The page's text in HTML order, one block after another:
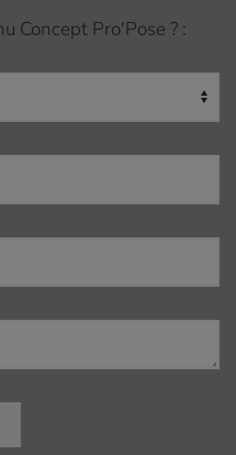
Concept Pro'Pose ? :